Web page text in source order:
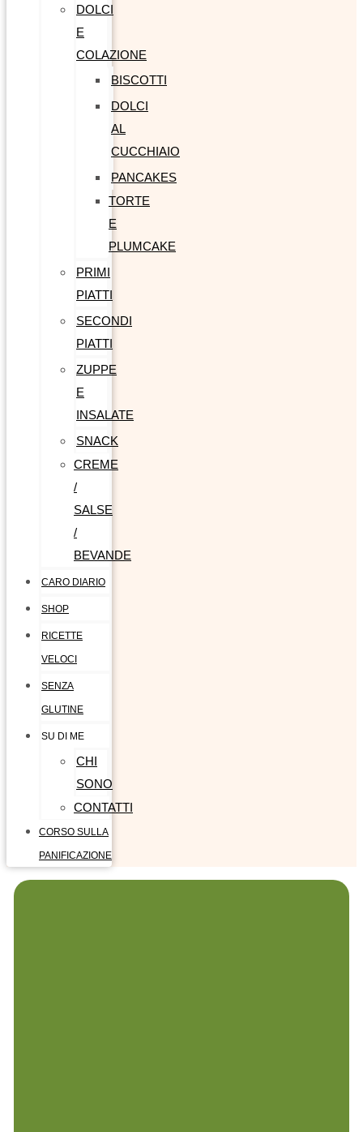
DOLCI
E
COLAZIONE
BISCOTTI
DOLCI
AL
CUCCHIAIO
PANCAKES
TORTE
E
PLUMCAKE
PRIMI
PIATTI
SECONDI
PIATTI
ZUPPE
E
INSALATE
SNACK
CREME
/
SALSE
/
BEVANDE
CARO DIARIO
SHOP
RICETTE
VELOCI
SENZA
GLUTINE
SU DI ME
CHI
SONO
CONTATTI
CORSO SULLA
PANIFICAZIONE